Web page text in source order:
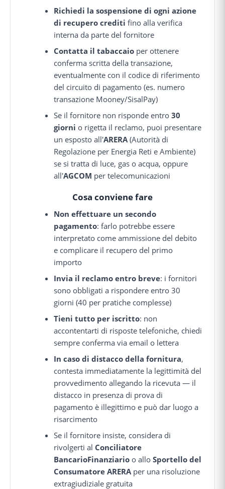
Richiedi la sospensione di ogni azione
di recupero crediti fino alla verifica
interna da parte del fornitore
Contatta il tabaccaio per ottenere
conferma scritta della transazione,
eventualmente con il codice di riferimento
del circuito di pagamento (es. numero
transazione Mooney/SisalPay)
Se il fornitore non risponde entro30
giorni o rigetta il reclamo, puoi presentare
un esposto all'ARERA (Autorità di
Regolazione per Energia Reti e Ambiente)
se si tratta di luce, gas o acqua, oppure
all'AGCOM per telecomunicazioni
Cosa conviene fare
Non effettuare un secondo
pagamento: farlo potrebbe essere
interpretato come ammissione del debito
e complicare il recupero del primo
importo
Invia il reclamo entro breve: i fornitori
sono obbligati a rispondere entro 30
giorni (40 per pratiche complesse)
Tieni tutto per iscritto: non
accontentarti di risposte telefoniche, chiedi
sempre conferma via email o lettera
In caso di distacco della fornitura,
contesta immediatamente la legittimità del
provvedimento allegando la ricevuta — il
distacco in presenza di prova di
pagamento è illegittimo e può dar luogo a
risarcimento
Se il fornitore insiste, considera di
rivolgerti al Conciliatore
BancarioFinanziario o alloSportello del
Consumatore ARERA per una risoluzione
extragiudiziale gratuita